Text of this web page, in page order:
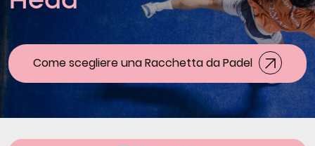
Comparatore
Blog
Come scegliere una Racchetta da Padel